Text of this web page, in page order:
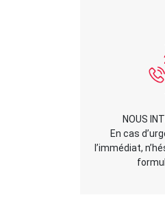
NOUS
En cas
l’immédiat,